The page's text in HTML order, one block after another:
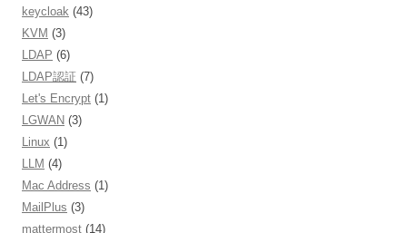
keycloak (43)
KVM (3)
LDAP (6)
LDAP認証 (7)
Let's Encrypt (1)
LGWAN (3)
Linux (1)
LLM (4)
Mac Address (1)
MailPlus (3)
mattermost (14)